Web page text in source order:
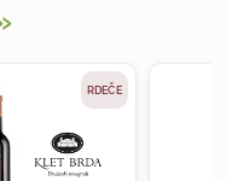
RDEČE